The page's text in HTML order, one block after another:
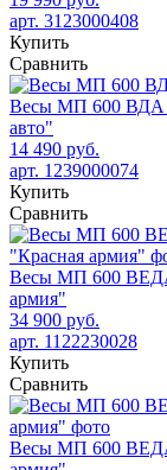
арт. 3123000408
Купить
Сравнить
Весы МП 600 ВДА
авто"
14 490 руб.
арт. 1239000074
Купить
Сравнить
Весы МП 600 ВЕДА
армия"
34 900 руб.
арт. 1122230028
Купить
Сравнить
Весы МП 600 ВЕДА